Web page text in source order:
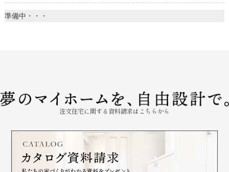
準備中・・・
注文住宅に関する資料請求はこちらから